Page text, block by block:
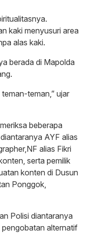
kaki menyusuri area
alas kaki.
berada di Mapolda
teman,” ujar
beberapa
AYF alias
alias Fikri
serta pemilik
konten di Dusun
Ponggok,
Polisi diantaranya
pengobatan alternatif